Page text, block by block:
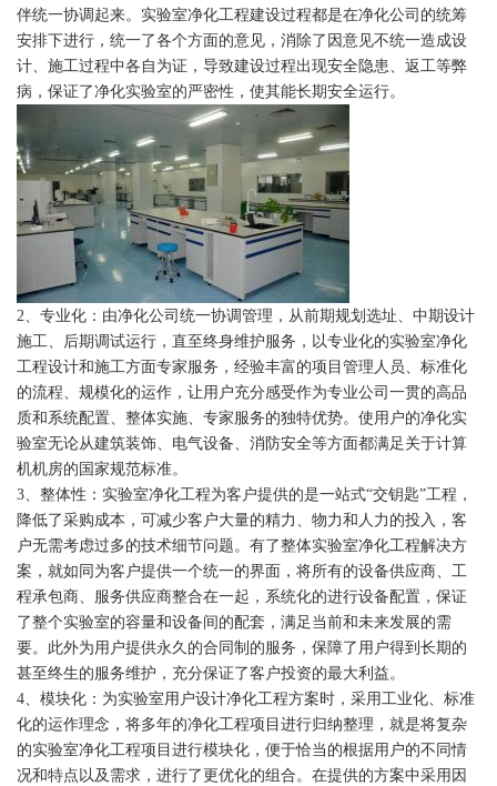
伴统一协调起来。实验室净化工程建设过程都是在净化公司的统筹
安排下进行，统一了各个方面的意见，消除了因意见不统一造成设
计、施工过程中各自为证，导致建设过程出现安全隐患、返工等弊
病，保证了净化实验室的严密性，使其能长期安全运行。
2、专业化：由净化公司统一协调管理，从前期规划选址、中期设计
施工、后期调试运行，直至终身维护服务，以专业化的实验室净化
工程设计和施工方面专家服务，经验丰富的项目管理人员、标准化
的流程、规模化的运作，让用户充分感受作为专业公司一贯的高品
质和系统配置、整体实施、专家服务的独特优势。使用户的净化实
验室无论从建筑装饰、电气设备、消防安全等方面都满足关于计算
机机房的国家规范标准。
3、整体性：实验室净化工程为客户提供的是一站式“交钥匙”工程，
降低了采购成本，可减少客户大量的精力、物力和人力的投入，客
户无需考虑过多的技术细节问题。有了整体实验室净化工程解决方
案，就如同为客户提供一个统一的界面，将所有的设备供应商、工
程承包商、服务供应商整合在一起，系统化的进行设备配置，保证
了整个实验室的容量和设备间的配套，满足当前和未来发展的需
要。此外为用户提供永久的合同制的服务，保障了用户得到长期的
甚至终生的服务维护，充分保证了客户投资的最大利益。
4、模块化：为实验室用户设计净化工程方案时，采用工业化、标准
化的运作理念，将多年的净化工程项目进行归纳整理，就是将复杂
的实验室净化工程项目进行模块化，便于恰当的根据用户的不同情
况和特点以及需求，进行了更优化的组合。在提供的方案中采用因